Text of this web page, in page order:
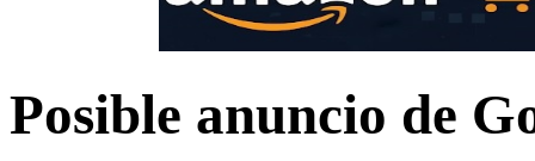
Posible anuncio de